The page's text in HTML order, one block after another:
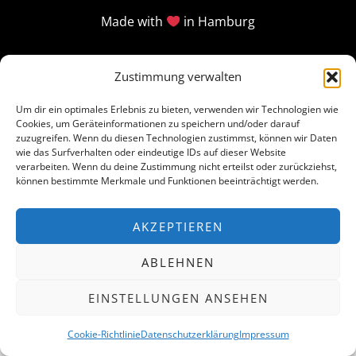
Zustimmung verwalten
Um dir ein optimales Erlebnis zu bieten, verwenden wir Technologien wie
Cookies, um Geräteinformationen zu speichern und/oder darauf
zuzugreifen. Wenn du diesen Technologien zustimmst, können wir Daten
wie das Surfverhalten oder eindeutige IDs auf dieser Website
verarbeiten. Wenn du deine Zustimmung nicht erteilst oder zurückziehst,
können bestimmte Merkmale und Funktionen beeinträchtigt werden.
AKZEPTIEREN
ABLEHNEN
EINSTELLUNGEN ANSEHEN
Cookie-RichtlinieDatenschutzerklärungImpressum
Made with in Hamburg